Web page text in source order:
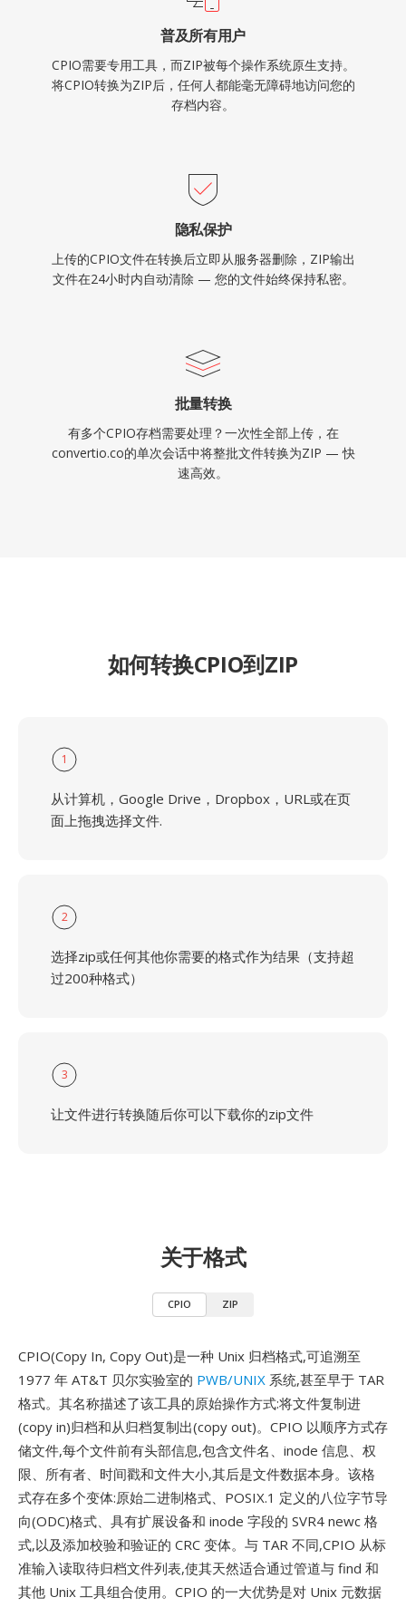
普及所有用户
CPIO需要专用工具，而ZIP被每个操作系统原生支持。
将CPIO转换为ZIP后，任何人都能毫无障碍地访问您的
存档内容。
隐私保护
上传的CPIO文件在转换后立即从服务器删除，ZIP输出
文件在24小时内自动清除 — 您的文件始终保持私密。
批量转换
有多个CPIO存档需要处理？一次性全部上传，在
convertio.co的单次会话中将整批文件转换为ZIP — 快
速高效。
如何转换CPIO到ZIP
1
从计算机，Google Drive，Dropbox，URL或在页
面上拖拽选择文件.
2
选择zip或任何其他你需要的格式作为结果（支持超
过200种格式）
3
让文件进行转换随后你可以下载你的zip文件
关于格式
CPIO ZIP
CPIO(Copy In, Copy Out)是一种 Unix 归档格式,可追溯至
1977 年 AT&T 贝尔实验室的 PWB/UNIX 系统,甚至早于 TAR
格式。其名称描述了该工具的原始操作方式:将文件复制进
(copy in)归档和从归档复制出(copy out)。CPIO 以顺序方式存
储文件,每个文件前有头部信息,包含文件名、inode 信息、权
限、所有者、时间戳和文件大小,其后是文件数据本身。该格
式存在多个变体:原始二进制格式、POSIX.1 定义的八位字节导
向(ODC)格式、具有扩展设备和 inode 字段的 SVR4 newc 格
式,以及添加校验和验证的 CRC 变体。与 TAR 不同,CPIO 从标
准输入读取待归档文件列表,使其天然适合通过管道与 find 和
其他 Unix 工具组合使用。CPIO 的一大优势是对 Unix 元数据